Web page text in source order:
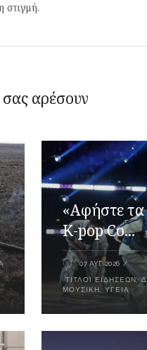
στιγμή.
σας αρέσουν
«Αφήστε
K-pop Co...
07 ΑΥΓ 2026
ΤΊΤΛΟΙ ΕΙΔΉΣΕΩΝ,
ΜΟΥΣΙΚΉ
ΥΓΕΊΑ